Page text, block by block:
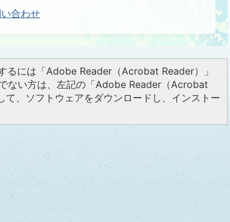
合わせ
るには「Adobe Reader（Acrobat Reader）」
ない方は、左記の「Adobe Reader（Acrobat
、ソフトウェアをダウンロードし、インストー